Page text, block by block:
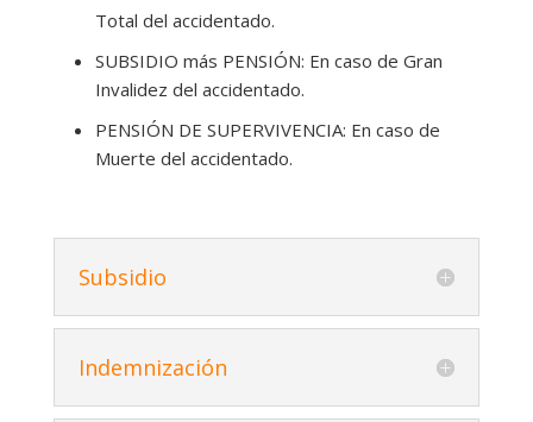
Total del accidentado.
SUBSIDIO más PENSIÓN: En caso de Gran
Invalidez del accidentado.
PENSIÓN DE SUPERVIVENCIA: En caso de
Muerte del accidentado.
Subsidio
Indemnización